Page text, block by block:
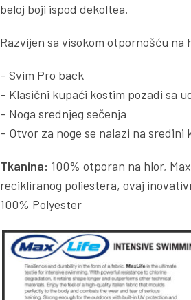
beloj boji ispod dekoltea.
Razvijen sa visokom otpornošću
– Svim Pro back
– Klasični kupaći kostim pozadi sa
– Noga srednjeg sečenja
– Otvor za noge se nalazi na
Tkanina: 100% otporan na hlor,
recikliranog poliestera, ovaj
100% Polyester